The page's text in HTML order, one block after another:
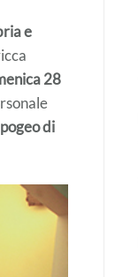
e
28
di